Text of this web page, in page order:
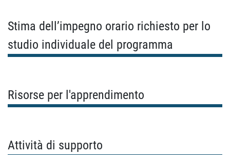
Stima dell’impegno orario richiesto per lo
studio individuale del programma
Risorse per l'apprendimento
Attività di supporto